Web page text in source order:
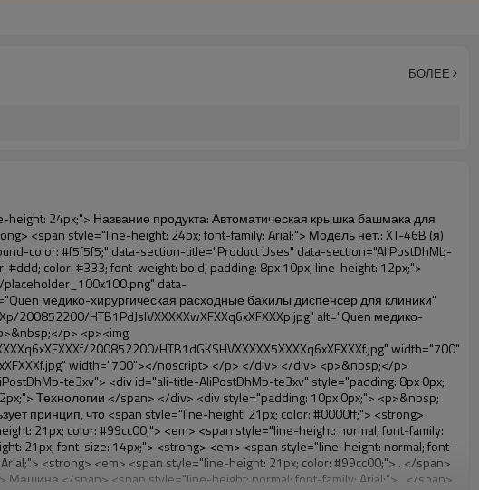
БОЛЕЕ
расходные бахилы диспенсер для клиники" width="700" style="background-color: #f5f5f5;" ori-width="700" ori-height="967"></noscript> </p></div> </div> <p>&nbsp;</p> <p>&nbsp;<img src="http://i03.i.aliimg.com/simg/single/icon/placeholder_100x100.png" data-src="http://g01.s.alicdn.com/kf/HTB1tt0rIVXXXXXhXpXXq6xXFXXXv/200852200/HTB1tt0rIVXXXXXhXpXXq6xXFXXXv.jpg" data-alt="Quen медико-хирургическая расходные бахилы диспенсер для клиники" width="700" ori-width="700" ori-height="564" /> <noscript><img src="http://g01.s.alicdn.com/kf/HTB1tt0rIVXXXXXhXpXXq6xXFXXXv/200852200/HTB1tt0rIVXXXXXhXpXXq6xXFXXXv.jpg" alt="Quen медико-хирургическая расходные бахилы диспенсер для клиники" width="700" ori-width="700" ori-height="564"></noscript> </p> <p>&nbsp;</p> <p>&nbsp;</p> <p>&nbsp;</p> <div id="ali-anchor-AliPostDhMb-hxybu" style="padding-top: 8px;" data-section-title="Product Advantages" data-section="AliPostDhMb-hxybu"> <div id="ali-title-AliPostDhMb-hxybu" style="padding: 8px 0px; border-bottom-style: solid;"> <span style="background-color: #ddd; color: #333; font-weight: bold; padding: 8px 10px; line-height: 12px;"> Преимущества продукта </span> </div> <div style="padding: 10px 0px;"> <p>&nbsp;</p> <table class="aliDataTable" style="width: 600px; height: 436px;"><tbody> <tr style="height: 34.35pt;" align="left"><td style="width: 598pt;" colspan="2" valign="center"><p> <span style="line-height: normal; font-weight: bold; font-size: 12pt; font-family: Arial;"> Преимущество Квэн крышка башмака для машины: </span> </p></td></tr> <tr style="height: 53.95pt;" align="left"> <td style="width: 181.85pt;" valign="center"><p><span style="line-height: normal; font-weight: bold; font-family: arial, helvetica, sans-serif; color: #008000; font-size: 14px;">1. Экономичный&nbsp; &nbsp;&nbsp;</span></p></td> <td style="width: 416.15pt;" valign="center"> <p> <span style="line-height: normal; font-family: arial, helvetica, sans-serif; font-size: 14px;"> Стоимость наших ПВХ ФИЛЬМ является экономичным, чем традиционные, толщина 28&mu;m </span> </p> <p> <span style="line-height: normal; font-family: arial, helvetica, sans-serif; font-size: 14px;"> Она более долговечна </span> </p> </td> </tr> <tr style="height: 52pt;" align="left"> <td valign="center"><p><span style="line-height: normal; font-weight: bold; font-family: arial, helvetica, sans-serif; color: #008000; font-size: 14px;">2. Большой емкости</span></p></td> <td valign="center"> <p> <span style="line-height: normal; font-family: arial, helvetica, sans-serif; font-size: 14px;"> Один рулон пленки может сделать 800 пар обуви, для других крышка башмака для машины, </span> </p> <p> <span style="line-height: normal; font-family: arial, helvetica, sans-serif; font-size: 14px;"> Емкость только 50-100 пар обуви крышка </span> </p> </td> </tr> <tr style="height: 53pt;" align="left"> <td valign="center"><p><span style="line-height: normal; font-weight: bold; font-family: arial, helvetica, sans-serif; color: #008000; font-size: 14px;">3. Долго дизайн жизни</span></p></td> <td valign="center"><p> <span style="line-height: normal; font-family: arial, helvetica, sans-serif; font-size: 14px;"> , Дези </span> <span style="line-height: normal; font-family: arial, helvetica, sans-serif; font-size: 14px;"> GN жизнь 600,000 раз </span> </p></td> </tr> <tr style="height: 51pt;" align="left"> <td valign="center"><p><span style="line-height: normal; font-weight: bold; font-family: arial, helvetica, sans-serif; color: #008000; font-size: 14px;">4.